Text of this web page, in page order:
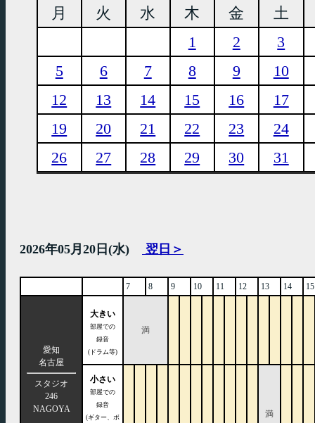
月 火 水 木 金
土
1
2
3
5
6 7 8 9
10
12
13 14 15 16
17
19
20 21 22 23
24
26
27 28 29 30 31
2026年05月20日(水) 翌日＞
7 8 9 10 11 12 13 14 15
愛知
名古屋
スタジオ
246
NAGOYA
大きい
部屋での
録音
(ドラム等)
満
小さい
部屋での
録音
(ギター、ボ
満